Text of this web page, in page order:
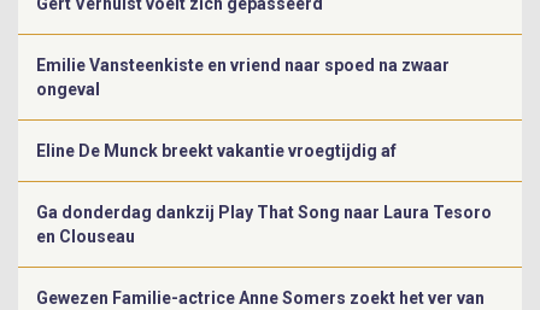
Emilie Vansteenkiste en vriend naar spoed na zwaar
ongeval
Eline De Munck breekt vakantie vroegtijdig af
Ga donderdag dankzij Play That Song naar Laura Tesoro
en Clouseau
Gewezen Familie-actrice Anne Somers zoekt het ver van